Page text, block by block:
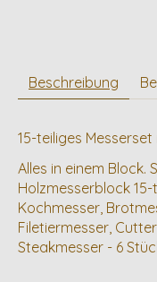
Beschreibung
15-teiliges
Alles in einem Block.
Holzmesserblock
Kochmesser,
Filetiermesser,
Steakmesser - 6